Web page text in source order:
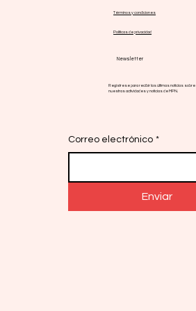
Newsletter
Regístrese para recibir las últimas noticias sobre
nuestras actividades y noticias de MPN.
Correo electrónico *
Enviar
Términos y condiciones
Políticas de privacidad